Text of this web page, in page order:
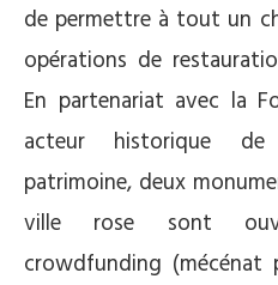
de permettre à tout un
opérations de
En partenariat avec la
acteur historique
patrimoine, deux
ville rose sont
crowdfunding